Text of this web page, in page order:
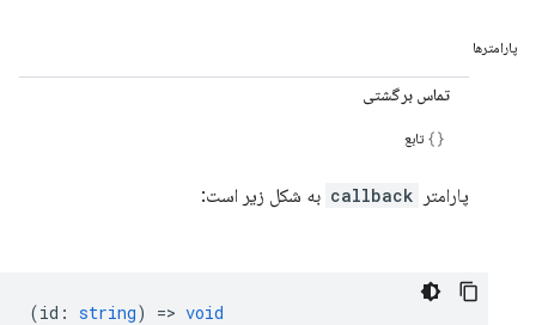
پارامترها
تماس برگشتی
تابع
پارامتر callback به شکل زیر است:
(id : string) => void